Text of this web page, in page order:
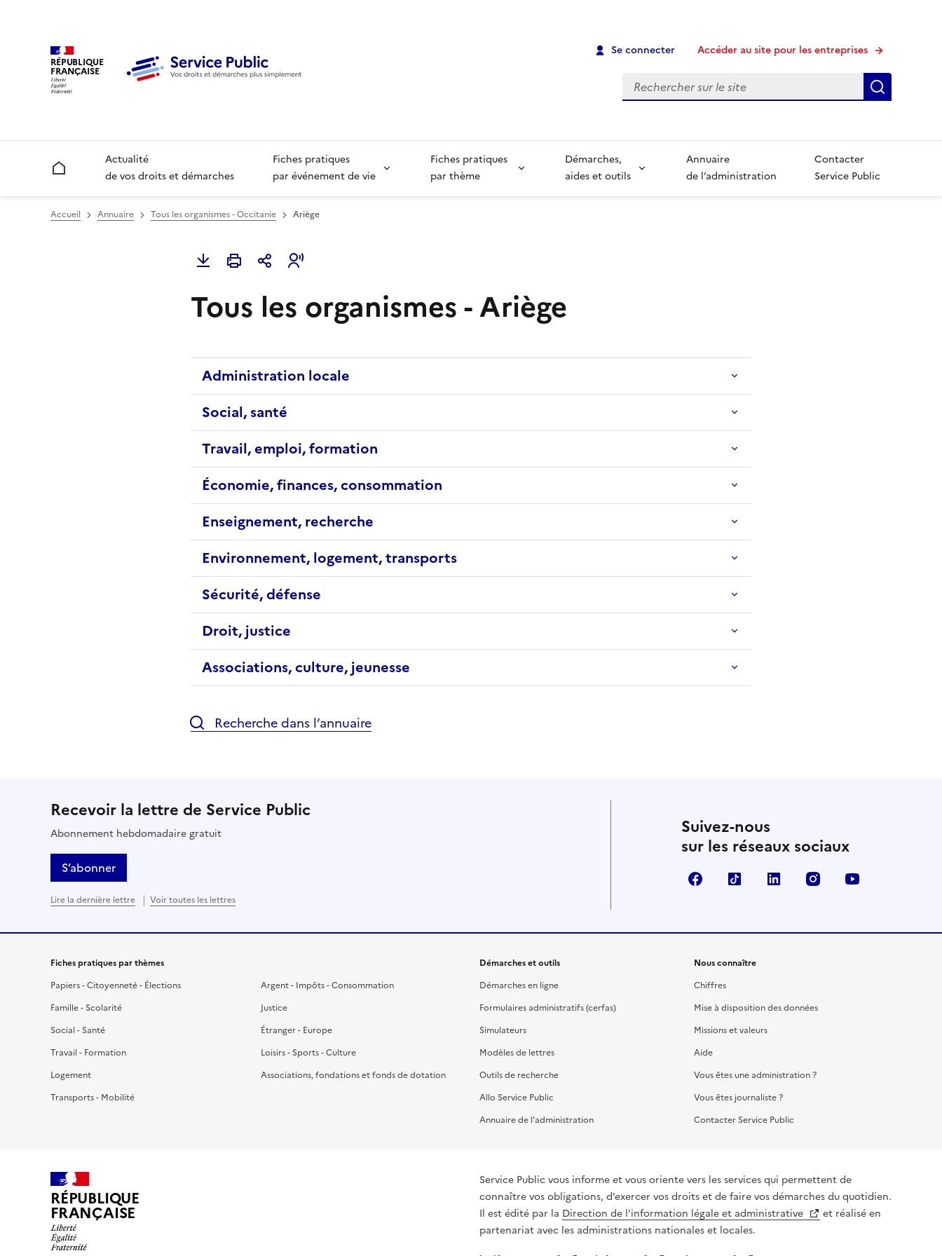
RÉPUBLIQUE
FRANÇAISE
Se connecter Accéder au site pour les entreprises
Recherche
Accueil
Actualité
de vos droits et démarches
Fiches pratiques
par événement de vie
Fiches pratiques
par thème
Démarches,
aides et outils
Annuaire
de l’administration
Contacter
Service Public
Accueil Annuaire Tous les organismes - Occitanie Ariège
Tous les organismes - Ariège
Administration locale
Social, santé
Travail, emploi, formation
Économie, finances, consommation
Enseignement, recherche
Environnement, logement, transports
Sécurité, défense
Droit, justice
Associations, culture, jeunesse
Recherche dans l’annuaire
Recevoir la lettre de Service Public
Abonnement hebdomadaire gratuit
S’abonner
Lire la dernière lettre Voir toutes les lettres
Suivez-nous
sur les réseaux sociaux
FacebookTikTok LinkedIn Instagram
Fiches pratiques par thèmes
Papiers - Citoyenneté - Élections
Famille - Scolarité
Social - Santé
Travail - Formation
Logement
Transports - Mobilité
Argent - Impôts - Consommation
Justice
Étranger - Europe
Loisirs - Sports - Culture
Associations, fondations et fonds de dotation
Démarches et outils
Démarches en ligne
Formulaires administratifs (cerfas)
Simulateurs
Modèles de lettres
Outils de recherche
Allo Service Public
Annuaire de l'administration
Nous connaître
Chiffres
Mise à disposition des données
Missions et valeurs
Aide
Vous êtes une administration ?
Vous êtes journaliste ?
Contacter Service Public
RÉPUBLIQUE
FRANÇAISE
Service Public vous informe et vous oriente vers les services qui permettent de
connaître vos obligations, d’exercer vos droits et de faire vos démarches du quotidien.
Il est édité par la Direction de l’information légale et administrative
et réalisé en
partenariat avec les administrations nationales et locales.